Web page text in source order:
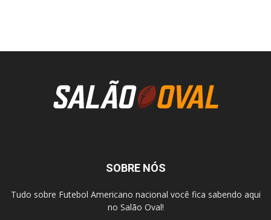
SOBRE NÓS
Tudo sobre Futebol Americano nacional você fica sabendo aqui
no Salão Oval!